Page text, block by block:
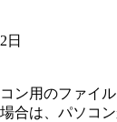
日
ン用のファイ
合は、パソコ